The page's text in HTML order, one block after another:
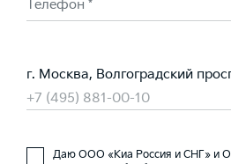
Телефон *
г. Москва, Волгоградский
+7 (495) 881-00-10
Даю ООО «Киа Россия и СНГ» и